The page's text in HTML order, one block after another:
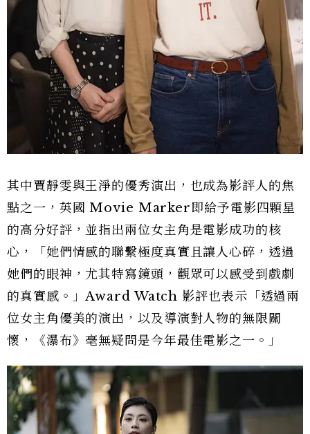
其中賈靜雯與王淨的優秀演出，也成為影評人的焦
點之一，英國 Movie Marker即給予電影四顆星
的高分好評，並指出兩位女主角是電影成功的核
心，「她們情感的聯繫極度真實且讓人心碎，透過
她們的眼神，尤其特寫鏡頭，觀眾可以感受到戲劇
的真實感。」Award Watch 影評也表示「透過兩
位女主角優美的演出，以及導演對人物的無限關
懷，《瀑布》毫無疑問是今年最佳電影之一。」